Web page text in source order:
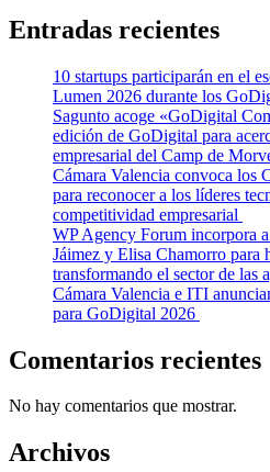
Entradas recientes
10 startups participarán en el
Lumen 2026 durante los
Sagunto acoge «GoDigital
edición de GoDigital para
empresarial del Camp de
Cámara Valencia convoca
para reconocer a los líderes
competitividad empresarial
WP Agency Forum incorpora
Jáimez y Elisa Chamorro para
transformando el sector de las
Cámara Valencia e ITI
para GoDigital 2026
Comentarios recientes
No hay comentarios que mostrar.
Archivos